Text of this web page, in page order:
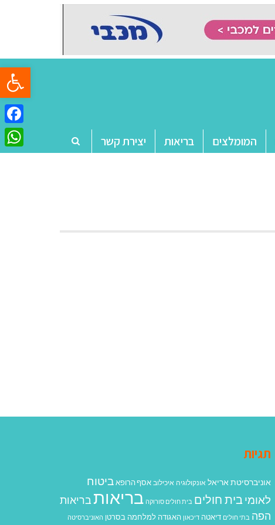
פתח
המומלצים בריאות יצירת קשר
תגיות
אוניברסיטת אריאל אונקולוגיה איכילוב אסף הרופא ביטוח
לאומיבית חולים בית חולים סורוקה בריאותבריאות
הפה בתי חולים דיאטה דיכאון האגודה למלחמה בסרטן האוניברסיטה